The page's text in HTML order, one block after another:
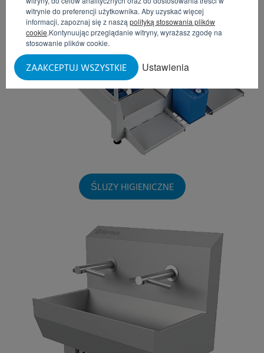
witrynie do preferencji użytkownika. Aby uzyskać więcej
informacji, zapoznaj się z naszą polityką stosowania plików
cookie.Kontynuując przeglądanie witryny, wyrażasz zgodę na
stosowanie plików cookie.
Ustawienia
ZAAKCEPTUJ WSZYSTKIE
ŚLUZY HIGIENICZNE